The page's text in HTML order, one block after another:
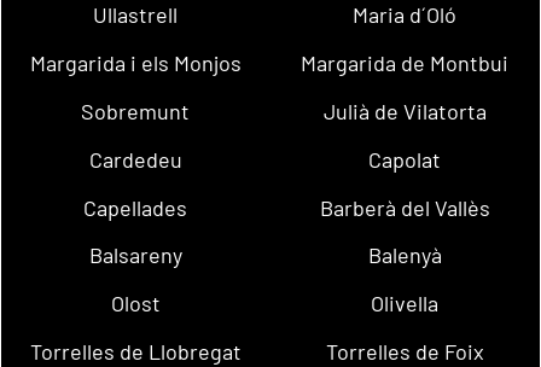
Ullastrell
Maria d´Oló
Margarida i els Monjos
Margarida de Montbui
Sobremunt
Julià de Vilatorta
Cardedeu
Capolat
Capellades
Barberà del Vallès
Balsareny
Balenyà
Olost
Olivella
Torrelles de Llobregat
Torrelles de Foix